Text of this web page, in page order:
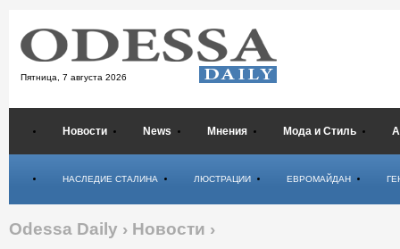
Пятница, 7 августа 2026
Новости News Мнения Мода и Стиль
НАСЛЕДИЕ СТАЛИНА ЛЮСТРАЦИИ ЕВРОМАЙДАН
Odessa Daily › Новости ›